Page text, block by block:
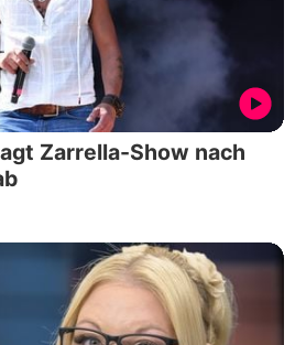
Zarrella-Show nach